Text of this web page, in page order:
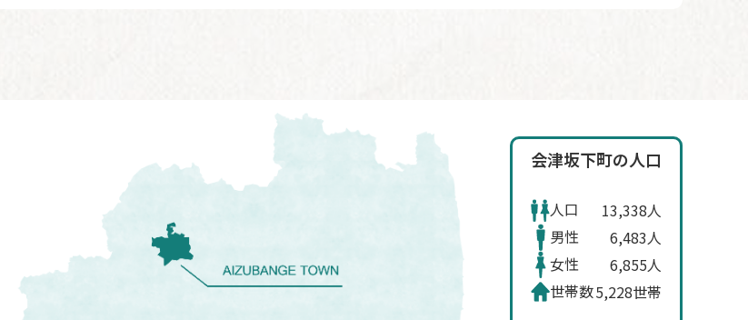
会津坂下町の人口
人口
13,338人
男性
6,483人
女性
6,855人
世帯数5,228世帯